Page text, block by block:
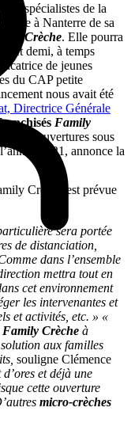
spécialistes de la
à Nanterre de sa
Crèche. Elle pourra
et demi, à temps
de jeunes
du CAP petite
nous avait été
Directrice Générale
Family
d’ouvertures sous
2021, annonce la
Crèche est prévue
sera portée
de distanciation,
dans l’ensemble
mettra tout en
cet environnement
les intervenantes et
et activités, etc. » «
Crèche à
aux familles
souligne Clémence
d’ores et déjà une
cette ouverture
micro-crèches